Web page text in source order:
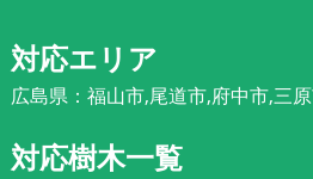
対応エリア
広島県：福山市,尾道市,府中市,三
対応樹木一覧